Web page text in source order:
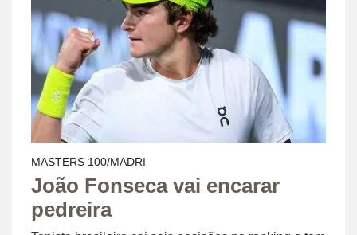
MASTERS 100/MADRI
João Fonseca vai encarar
pedreira